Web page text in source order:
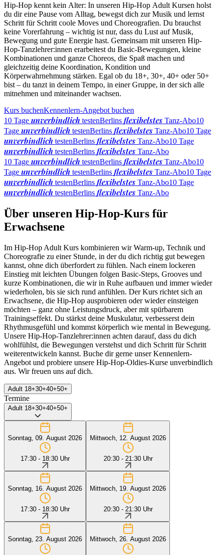
Hip-Hop kennt kein Alter: In unseren Hip-Hop Adult Kursen holst
du dir eine Pause vom Alltag, bewegst dich zur Musik und lernst
Schritt für Schritt coole Moves und Choreografien. Du brauchst
keine Vorerfahrung – wichtig ist nur, dass du Lust auf Musik,
Bewegung und gute Energie hast. Gemeinsam mit unseren Hip-
Hop-Tanzlehrer:innen erarbeitest du Basic-Bewegungen, kleine
Kombinationen und ganze Choreos, die Spaß machen und
gleichzeitig deine Koordination, Kondition und
Körperwahrnehmung stärken. Egal ob du 18+, 30+, 40+ oder 50+
bist – du tanzt in deinem Tempo, in einer Gruppe, in der sich alle
mitnehmen und miteinander wachsen.
Kurs buchenKennenlern-Angebot buchen
10 Tage unverbindlich testenBerlins flexibelstes Tanz-Abo10
Tage unverbindlich testenBerlins flexibelstes Tanz-Abo10 Tage
unverbindlich testenBerlins flexibelstes Tanz-Abo10 Tage
unverbindlich testenBerlins flexibelstes Tanz-Abo
10 Tage unverbindlich testenBerlins flexibelstes Tanz-Abo10
Tage unverbindlich testenBerlins flexibelstes Tanz-Abo10 Tage
unverbindlich testenBerlins flexibelstes Tanz-Abo10 Tage
unverbindlich testenBerlins flexibelstes Tanz-Abo
Über unseren Hip-Hop-Kurs für
Erwachsene
Im Hip-Hop Adult Kurs kombinieren wir Warm-up, Technik und
Choreografie zu einer Stunde, in der du dich richtig gut bewegen
kannst, ohne dich überfordert zu fühlen. Nach einem lockeren
Einstieg mit leichten Übungen folgen Basic-Steps, Grooves und
kurze Kombinationen, die wir in Ruhe aufbauen und immer wieder
wiederholen, bis sie sich rund anfühlen. Der Kurs richtet sich an
Erwachsene, die Hip-Hop ausprobieren oder wieder einsteigen
möchten – ganz ohne Leistungsdruck, aber mit spürbarem
Trainingseffekt. Du stärkst deine Muskulatur, verbesserst dein
Rhythmusgefühl und kommst körperlich wie mental in Bewegung.
Unsere Hip-Hop-Tanzlehrer:innen achten darauf, dass du dich
wohlfühlst, die Bewegungen verstehst und dich Schritt für Schritt
weiterentwickeln kannst. Buche dir gerne unser Kennenlern-
Angebot und probiere unsere Hip-Hop-Oldies-Kurse unverbindlich
aus. Wir freuen uns auf dich.
Adult 18+30+40+50+
Termine
Adult 18+30+40+50+
Sonntag, 09. August 2026
17:30 - 18:30 Uhr
Mittwoch, 12. August 2026
20:30 - 21:30 Uhr
Sonntag, 16. August 2026
17:30 - 18:30 Uhr
Mittwoch, 19. August 2026
20:30 - 21:30 Uhr
Sonntag, 23. August 2026 Mittwoch, 26. August 2026